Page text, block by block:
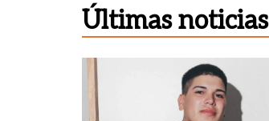
Últimas noticias